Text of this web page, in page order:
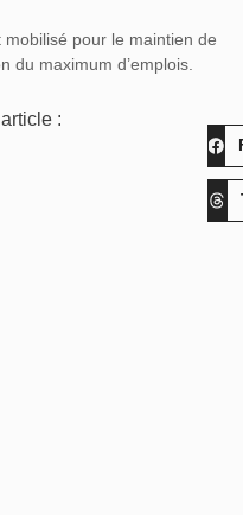
pour le maintien de
du maximum d’emplois.
: